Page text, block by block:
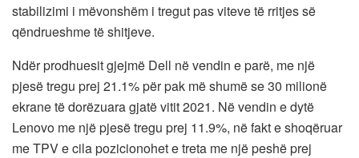
stabilizimi i mëvonshëm i tregut pas viteve të rritjes së
qëndrueshme të shitjeve.
Ndër prodhuesit gjejmë Dell në vendin e parë, me një
pjesë tregu prej 21.1% për pak më shumë se 30 milionë
ekrane të dorëzuara gjatë vitit 2021. Në vendin e dytë
Lenovo me një pjesë tregu prej 11.9%, në fakt e shoqëruar
me TPV e cila pozicionohet e treta me një peshë prej